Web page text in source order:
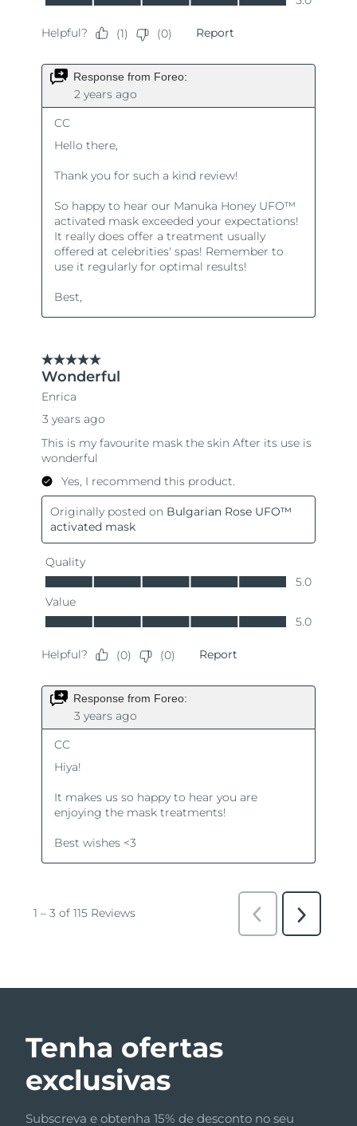
Tenha ofertas
exclusivas
Subscreva e obtenha 15% de desconto no seu